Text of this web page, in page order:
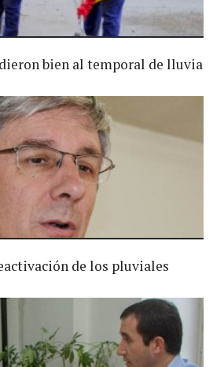
bien al temporal de lluvia
de los pluviales